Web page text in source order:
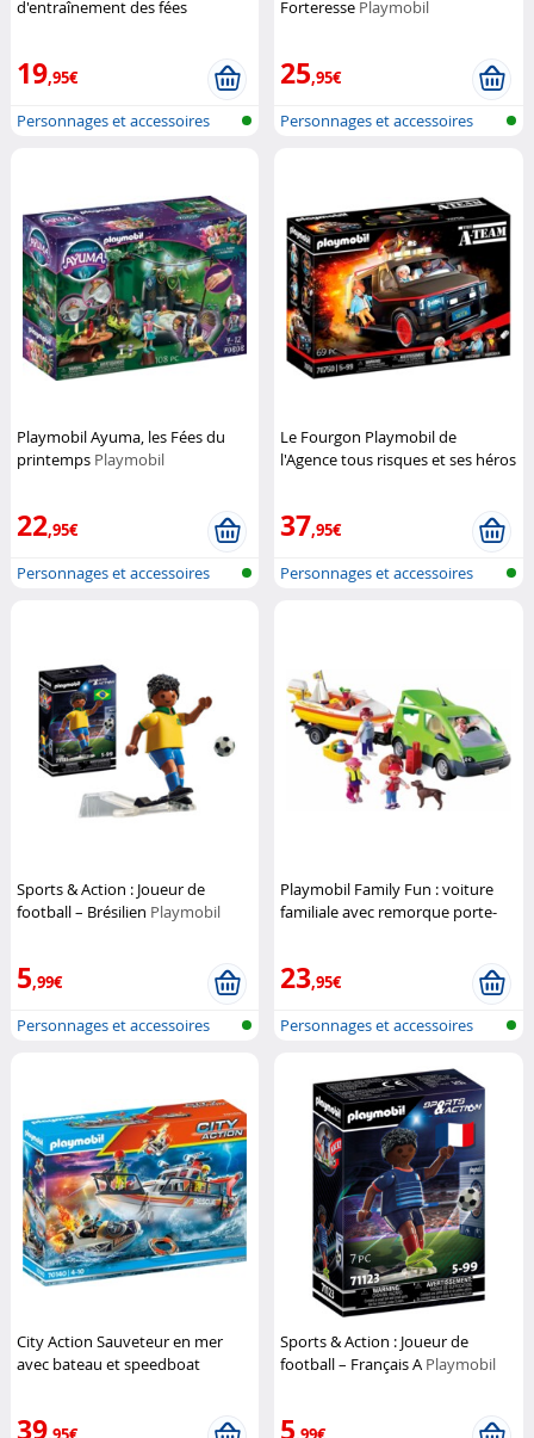
d'entraînement des fées
19,95€
Personnages et accessoires
Forteresse Playmobil
25,95€
Personnages et accessoires
Playmobil Ayuma, les Fées du
printemps Playmobil
22,95€
Personnages et accessoires
Le Fourgon Playmobil de
l'Agence tous risques et ses héros
37,95€
Personnages et accessoires
Sports & Action : Joueur de
football – Brésilien Playmobil
5,99€
Personnages et accessoires
Playmobil Family Fun : voiture
familiale avec remorque porte-
23,95€
Personnages et accessoires
City Action Sauveteur en mer
avec bateau et speedboat
39
Sports & Action : Joueur de
football – Français A Playmobil
5